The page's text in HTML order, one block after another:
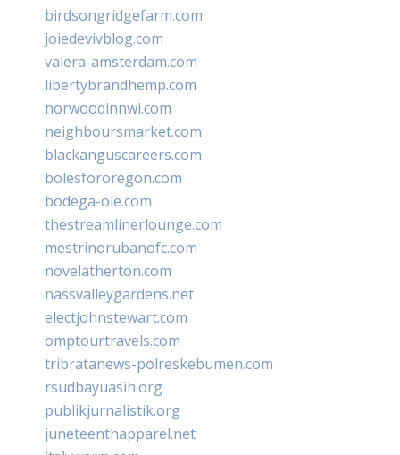
birdsongridgefarm.com
joiedevivblog.com
valera-amsterdam.com
libertybrandhemp.com
norwoodinnwi.com
neighboursmarket.com
blackanguscareers.com
bolesfororegon.com
bodega-ole.com
thestreamlinerlounge.com
mestrinorubanofc.com
novelatherton.com
nassvalleygardens.net
electjohnstewart.com
omptourtravels.com
tribratanews-polreskebumen.com
rsudbayuasih.org
publikjurnalistik.org
juneteenthapparel.net